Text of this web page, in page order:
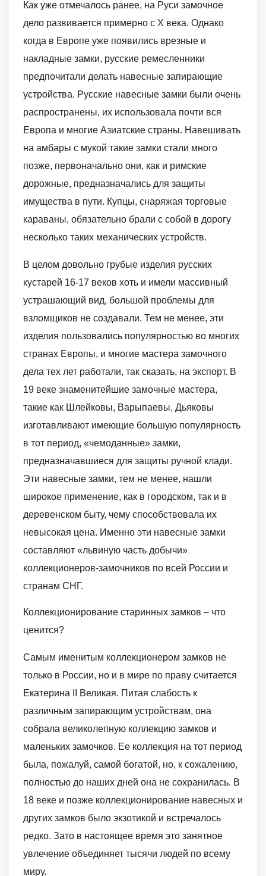
Как уже отмечалось ранее, на Руси замочное
дело развивается примерно с Х века. Однако
когда в Европе уже появились врезные и
накладные замки, русские ремесленники
предпочитали делать навесные запирающие
устройства. Русские навесные замки были очень
распространены, их использовала почти вся
Европа и многие Азиатские страны. Навешивать
на амбары с мукой такие замки стали много
позже, первоначально они, как и римские
дорожные, предназначались для защиты
имущества в пути. Купцы, снаряжая торговые
караваны, обязательно брали с собой в дорогу
несколько таких механических устройств.
В целом довольно грубые изделия русских
кустарей 16-17 веков хоть и имели массивный
устрашающий вид, большой проблемы для
взломщиков не создавали. Тем не менее, эти
изделия пользовались популярностью во многих
странах Европы, и многие мастера замочного
дела тех лет работали, так сказать, на экспорт. В
19 веке знаменитейшие замочные мастера,
такие как Шлейковы, Варыпаевы, Дьяковы
изготавливают имеющие большую популярность
в тот период, «чемоданные» замки,
предназначавшиеся для защиты ручной клади.
Эти навесные замки, тем не менее, нашли
широкое применение, как в городском, так и в
деревенском быту, чему способствовала их
невысокая цена. Именно эти навесные замки
составляют «львиную часть добычи»
коллекционеров-замочников по всей России и
странам СНГ.
Коллекционирование старинных замков – что
ценится?
Самым именитым коллекционером замков не
только в России, но и в мире по праву считается
Екатерина II Великая. Питая слабость к
различным запирающим устройствам, она
собрала великолепную коллекцию замков и
маленьких замочков. Ее коллекция на тот период
была, пожалуй, самой богатой, но, к сожалению,
полностью до наших дней она не сохранилась. В
18 веке и позже коллекционирование навесных и
других замков было экзотикой и встречалось
редко. Зато в настоящее время это занятное
увлечение объединяет тысячи людей по всему
миру.